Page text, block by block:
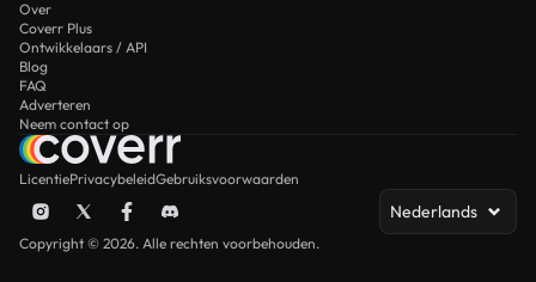
Over
Coverr Plus
Ontwikkelaars / API
Blog
FAQ
Adverteren
Neem contact op
LicentiePrivacybeleidGebruiksvoorwaarden
Nederlands
Copyright © 2026. Alle rechten voorbehouden.